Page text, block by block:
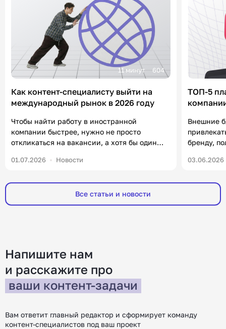
11 минут 604
Как контент-специалисту выйти на
международный рынок в 2026 году
Чтобы найти работу в иностранной
компании быстрее, нужно не просто
откликаться на вакансии, а хотя бы один
нетворкингу и комментингу. В статье
зарубежном рынке, какие инструменты
помогут получить оффер и где искать работу.
Меня зовут Юлия, я руководитель HR в
01.07.2026 Новости
ТОП-5
Внешние
бренду,
уже есть
чаще
03.06.2026
Все статьи и новости
Напишите нам
и расскажите про
ваши контент-задачи
Вам ответит главный редактор и сформирует команду
контент-специалистов под ваш проект